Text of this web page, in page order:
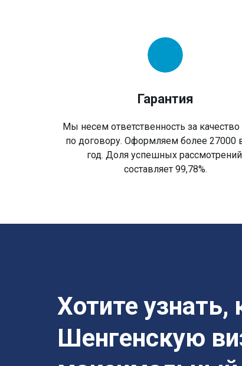
Гарантия
Мы несем ответственность за качество
по договору. Оформляем более 27000
год. Доля успешных рассмотрений
составляет 99,78%.
Хотите узнать,
Шенгенскую